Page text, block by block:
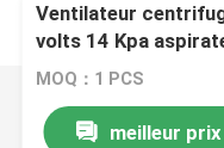
Ventilateur
volts 14 Kpa
MOQ：1 PCS
meilleur prix